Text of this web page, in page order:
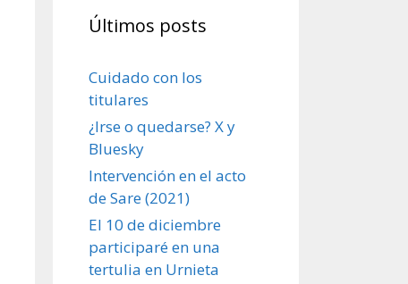
Últimos posts
Cuidado con los
titulares
¿Irse o quedarse? X y
Bluesky
Intervención en el acto
de Sare (2021)
El 10 de diciembre
participaré en una
tertulia en Urnieta